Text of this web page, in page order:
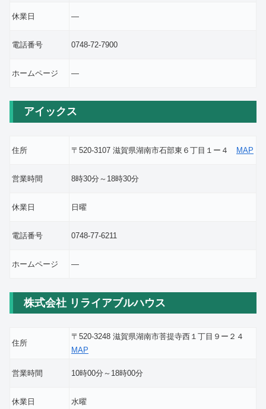
休業日 ―
電話番号 0748-72-7900
ホームページ ―
アイックス
住所 〒520-3107 滋賀県湖南市石部東６丁目１ー４ MAP
営業時間 8時30分～18時30分
休業日 日曜
電話番号 0748-77-6211
ホームページ ―
株式会社 リライアブルハウス
住所
〒520-3248 滋賀県湖南市菩提寺西１丁目９ー２４
MAP
営業時間 10時00分～18時00分
休業日 水曜